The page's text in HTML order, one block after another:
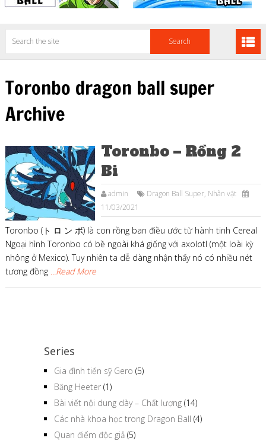
Toronbo dragon ball super
Archive
Toronbo – Rồng 2
Bi
admin Dragon Ball Super, Nhân vật
11/03/2021
Toronbo (ト ロ ン ボ) là con rồng ban điều ước từ hành tinh Cereal
Ngoại hình Toronbo có bề ngoài khá giống với axolotl (một loài kỳ
nhông ở Mexico). Tuy nhiên ta dễ dàng nhận thấy nó có nhiều nét
tương đồng ...Read More
Series
Gia đình tiến sỹ Gero (5)
Băng Heeter (1)
Bài viết nội dung dày – Chất lượng (14)
Các nhà khoa học trong Dragon Ball (4)
Quan điểm độc giả (5)